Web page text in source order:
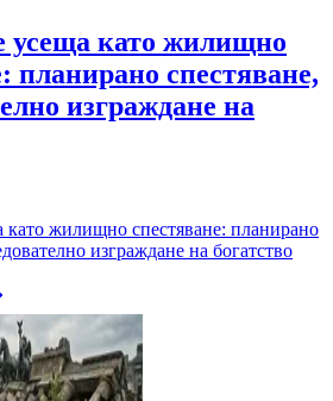
усеща като жилищно
планирано спестяване,
изграждане на
като жилищно спестяване: планирано
изграждане на богатство